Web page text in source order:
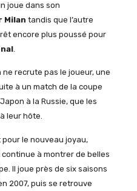
joue dans son
Milan tandis que l’autre
encore plus poussé pour
.
recrute pas le joueur, une
à un match de la coupe
à la Russie, que les
leur hôte.
le nouveau joyau,
à montrer de belles
Il joue près de six saisons
2007, puis se retrouve